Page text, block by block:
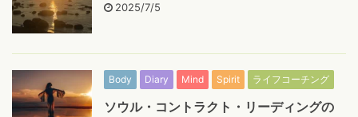
2025/7/5
Body Diary Mind Spirit ライフコーチング
ソウル・コントラクト・リーディングの